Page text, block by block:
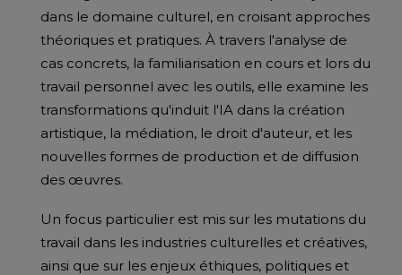
dans le domaine culturel, en croisant approches
théoriques et pratiques. À travers l'analyse de
cas concrets, la familiarisation en cours et lors du
travail personnel avec les outils, elle examine les
transformations qu'induit l'IA dans la création
artistique, la médiation, le droit d'auteur, et les
nouvelles formes de production et de diffusion
des œuvres.
Un focus particulier est mis sur les mutations du
travail dans les industries culturelles et créatives,
ainsi que sur les enjeux éthiques, politiques et